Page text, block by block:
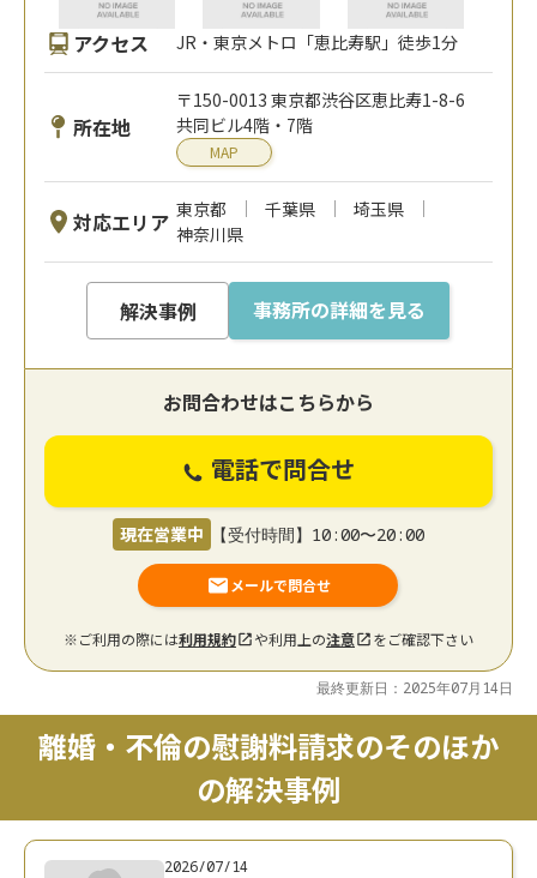
アクセス JR・東京メトロ「恵比寿駅」徒歩1分
所在地
〒150-0013 東京都渋谷区恵比寿1-8-6
共同ビル4階・7階
MAP
対応エリア 東京都 千葉県
埼玉県
神奈川県
解決事例 事務所の詳細を見る
お問合わせはこちらから
電話で問合せ
現在営業中 【受付時間】10:00〜20:00
メールで問合せ
※ご利用の際には利用規約 や利用上の注意 をご確認下さい
最終更新日：2025年07月14日
離婚・不倫の慰謝料請求のそのほか
の解決事例
2026/07/14